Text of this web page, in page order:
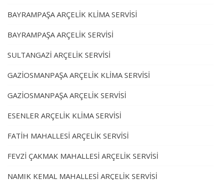
BAYRAMPAŞA ARÇELİK KLİMA SERVİSİ
BAYRAMPAŞA ARÇELİK SERVİSİ
SULTANGAZİ ARÇELİK SERVİSİ
GAZİOSMANPAŞA ARÇELİK KLİMA SERVİSİ
GAZİOSMANPAŞA ARÇELİK SERVİSİ
ESENLER ARÇELİK KLİMA SERVİSİ
FATİH MAHALLESİ ARÇELİK SERVİSİ
FEVZİ ÇAKMAK MAHALLESİ ARÇELİK SERVİSİ
NAMIK KEMAL MAHALLESİ ARÇELİK SERVİSİ